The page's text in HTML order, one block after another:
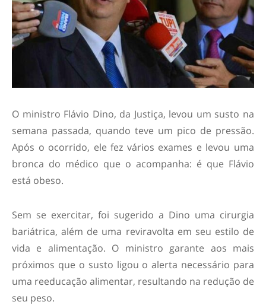
O ministro Flávio Dino, da Justiça, levou um susto na
semana passada, quando teve um pico de pressão.
Após o ocorrido, ele fez vários exames e levou uma
bronca do médico que o acompanha: é que Flávio
está obeso.
Sem se exercitar, foi sugerido a Dino uma cirurgia
bariátrica, além de uma reviravolta em seu estilo de
vida e alimentação. O ministro garante aos mais
próximos que o susto ligou o alerta necessário para
uma reeducação alimentar, resultando na redução de
seu peso.